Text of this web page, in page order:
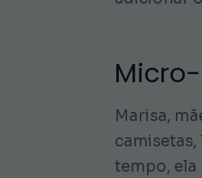
Marisa,
tempo, ela